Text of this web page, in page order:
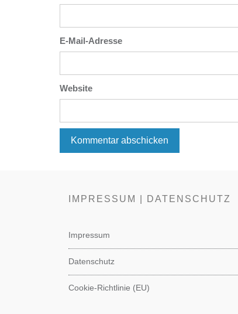
E-Mail-Adresse
Website
IMPRESSUM | DATENSCHUTZ
Impressum
Datenschutz
Cookie-Richtlinie (EU)